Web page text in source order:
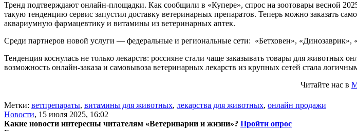
Тренд подтверждают онлайн-площадки. Как сообщили в «Купере», спрос на зоотовары весной
такую тенденцию сервис запустил доставку ветеринарных препаратов. Теперь можно заказать
аквариумную фармацевтику и витамины из ветеринарных аптек.
Среди партнеров новой услуги — федеральные и региональные сети: «Бетховен»,
Тенденция коснулась не только лекарств: россияне стали чаще заказывать товары для
возможность онлайн-заказа и самовывоза ветеринарных лекарств из крупных сетей стала
Читайте нас в
Метки: ветпрепараты, витамины для животных, лекарства для животных, онлайн продажи
Новости, 15 июля 2025, 16:02
Какие новости интересны читателям «Ветеринарии и жизни»? Пройти опрос